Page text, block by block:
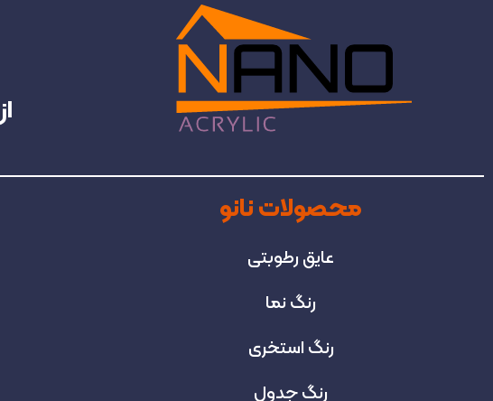
محصولات نانو
عایق رطوبتی
رنگ نما
رنگ استخری
رنگ جدول